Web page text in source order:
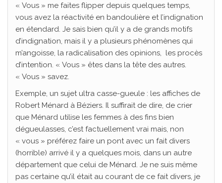
« Vous » me faites flipper depuis quelques temps,
vous avez la réactivité en bandoulière et l’indignation
en étendard. Je sais bien qu’il y a de grands motifs
d’indignation, mais il y a plusieurs phénomènes qui
m’angoisse, la radicalisation des opinions, les procès
d’intention. « Vous » êtes dans la tête des autres.
« Vous » savez.
Exemple, un sujet ultra casse-gueule : les affiches de
Robert Ménard à Béziers. Il suffirait de dire, de crier
que Ménard utilise les femmes à des fins bien
dégueulasses, c’est factuellement vrai mais, non
« vous » préférez faire un pont avec un fait divers
(horrible) arrivé il y a quelques mois, dans un autre
département que celui de Ménard. Je ne suis même
pas certaine qu’il était au courant de ce fait divers, je